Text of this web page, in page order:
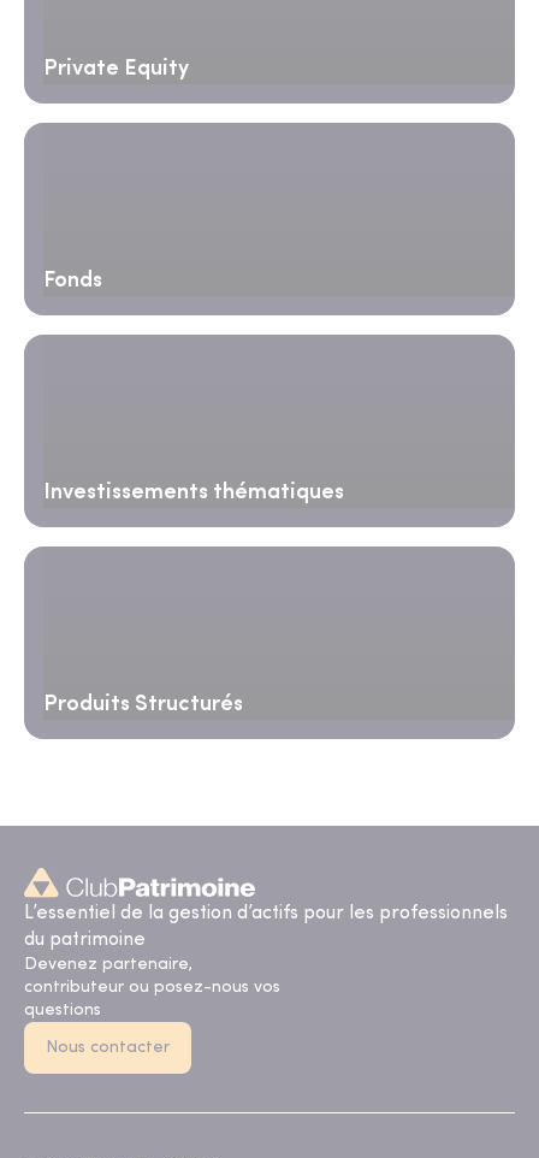
Private Equity
Fonds
Investissements thématiques
Produits Structurés
L’essentiel de la gestion d’actifs pour les professionnels
du patrimoine
Devenez partenaire,
contributeur ou posez-nous vos
questions
Nous contacter